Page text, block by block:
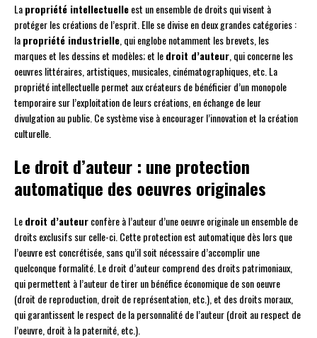
Lapropriété intellectuelleest un ensemble de droits qui visent à
protéger les créations de l’esprit. Elle se divise en deux grandes catégories :
lapropriété industrielle , qui englobe notamment les brevets, les
marques et les dessins et modèles; et ledroit d’auteur , qui concerne les
oeuvres littéraires, artistiques, musicales, cinématographiques, etc. La
propriété intellectuelle permet aux créateurs de bénéficier d’un monopole
temporaire sur l’exploitation de leurs créations, en échange de leur
divulgation au public. Ce système vise à encourager l’innovation et la création
culturelle.
Le droit d’auteur : une protection
automatique des oeuvres originales
Ledroit d’auteurconfère à l’auteur d’une oeuvre originale un ensemble de
droits exclusifs sur celle-ci. Cette protection est automatique dès lors que
l’oeuvre est concrétisée, sans qu’il soit nécessaire d’accomplir une
quelconque formalité. Le droit d’auteur comprend des droits patrimoniaux,
qui permettent à l’auteur de tirer un bénéfice économique de son oeuvre
(droit de reproduction, droit de représentation, etc.), et des droits moraux,
qui garantissent le respect de la personnalité de l’auteur (droit au respect de
l’oeuvre, droit à la paternité, etc.).